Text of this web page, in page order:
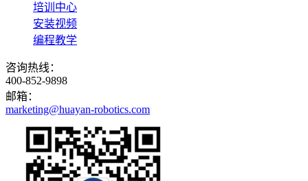
培训中心
安装视频
编程教学
咨询热线：
400-852-9898
邮箱：
marketing@huayan-robotics.com